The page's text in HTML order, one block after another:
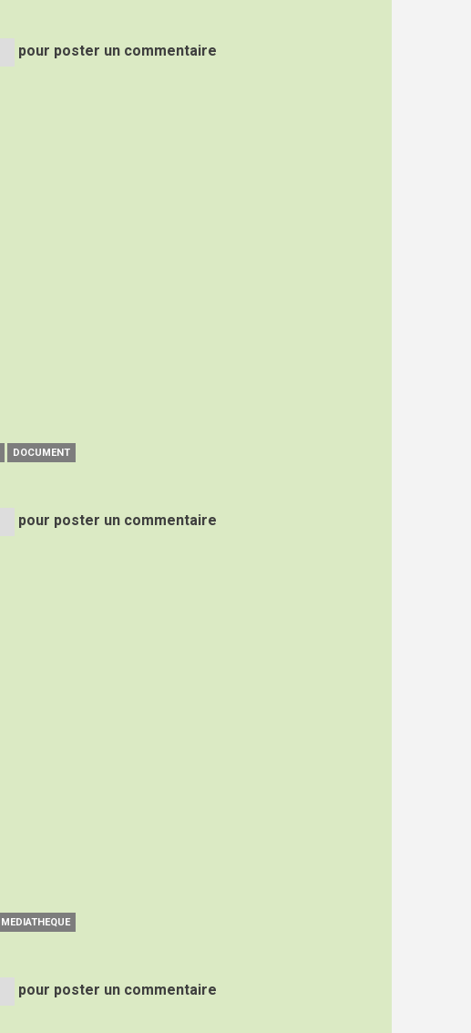
pour poster un commentaire
DOCUMENT
pour poster un commentaire
MEDIATHEQUE
pour poster un commentaire